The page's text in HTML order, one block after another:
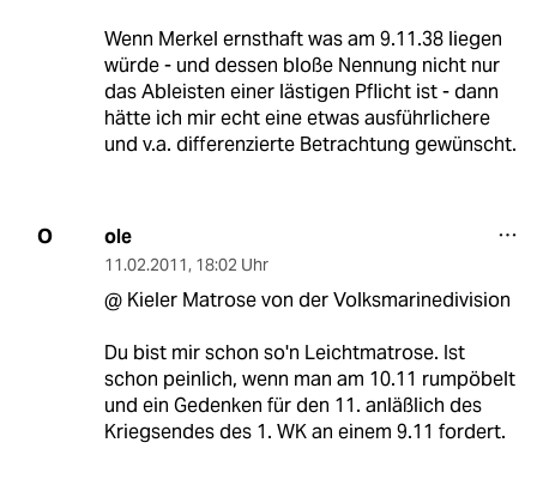
Wenn Merkel ernsthaft was am 9.11.38 liegen
würde - und dessen bloße Nennung nicht nur
das Ableisten einer lästigen Pflicht ist - dann
hätte ich mir echt eine etwas ausführlichere
und v.a. differenzierte Betrachtung gewünscht.
O ole
11.02.2011, 18:02 Uhr
@ Kieler Matrose von der Volksmarinedivision
Du bist mir schon so'n Leichtmatrose. Ist
schon peinlich, wenn man am 10.11 rumpöbelt
und ein Gedenken für den 11. anläßlich des
Kriegsendes des 1. WK an einem 9.11 fordert.